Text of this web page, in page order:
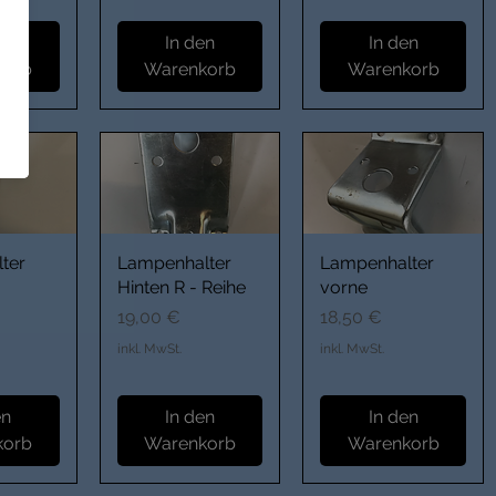
In den
Warenkorb
In den
Warenkorb
Lampenhalter
Hinten R - Reihe
Preis
19,00 €
inkl. MwSt.
In den
Warenkorb
Lampenhalter
vorne
Preis
18,50 €
inkl. MwSt.
In den
Warenkorb